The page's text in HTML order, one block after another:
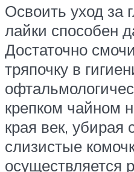
Освоить уход за
лайки способен
Достаточно
тряпочку в
крепком чайном
края век, убирая
слизистые
осуществляется